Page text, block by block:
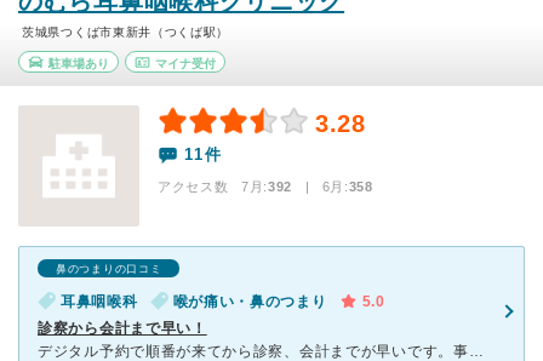
茨城県つくば市東新井（つくば駅）
駐車場あり マイナ受付
3.28
11件
アクセス数 7月:392 | 6月:358
鼻のつまりの口コミ
耳鼻咽喉科 喉が痛い・鼻のつまり
5.0
診察から会計まで早い！
デジタル予約で順番が来てから診察、会計までが早いです。事前の問診もタブレットのためスムーズです。体調が悪い時に何時間も待ちたくないので、待ち時間が少ないのは嬉しいです。また、いつもスタッフさんの数が多